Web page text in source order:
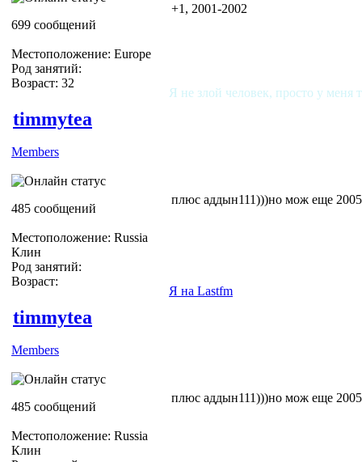
699 сообщений
Местоположение: Europe
Род занятий:
Возраст: 32
+1, 2001-2002
Я не злой человек, просто у меня
timmytea
Members
485 сообщений
Местоположение: Russia
Клин
Род занятий:
Возраст:
плюс аддын111)))но мож еще 2005
Я на Lastfm
timmytea
Members
485 сообщений
Местоположение: Russia
Клин
плюс аддын111)))но мож еще 2005